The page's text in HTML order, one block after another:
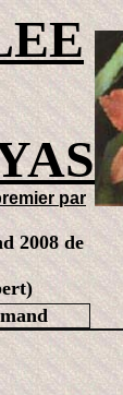
par
2008 de